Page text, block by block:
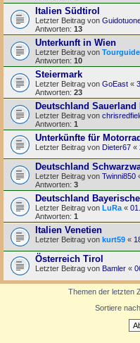
Italien Südtirol
Letzter Beitrag von
Antworten: 13
Unterkunft in Wien
Letzter Beitrag von Tourguide
Antworten: 10
Steiermark
Letzter Beitrag von GoEast «
Antworten: 23
Deutschland Sauerland
Letzter Beitrag von
Antworten: 1
Unterkünfte für
Letzter Beitrag von Dieter67 «
Deutschland
Letzter Beitrag von Twinni850
Antworten: 3
Deutschland
Letzter Beitrag von LuRa «
Antworten: 1
Italien Venetien
Letzter Beitrag von kurt59 «
Österreich Tirol
Letzter Beitrag von Bamler «
Themen der letzten
Sortiere nach